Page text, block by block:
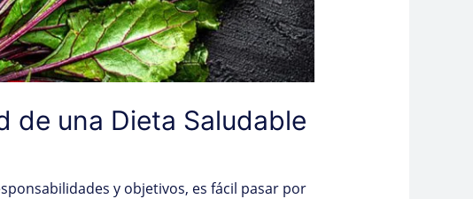
de una Dieta Saludable
y objetivos, es fácil pasar por